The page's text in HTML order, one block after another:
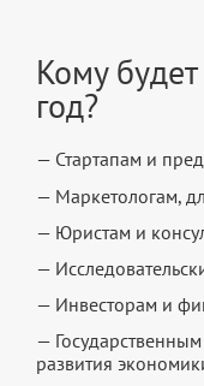
Кому
год?
— Стартапам и
— Маркетологам,
— Юристам и
—
— Инвесторам и
—
развития